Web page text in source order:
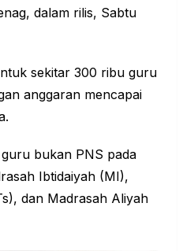
dalam rilis, Sabtu
sekitar 300 ribu guru
anggaran mencapai
bukan PNS pada
Ibtidaiyah (MI),
dan Madrasah Aliyah